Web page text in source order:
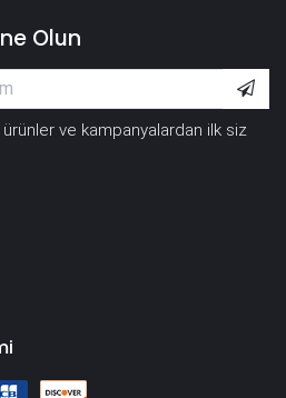
Olun
ve kampanyalardan ilk siz